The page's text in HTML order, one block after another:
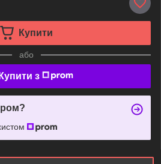
Купити
або
Купити з